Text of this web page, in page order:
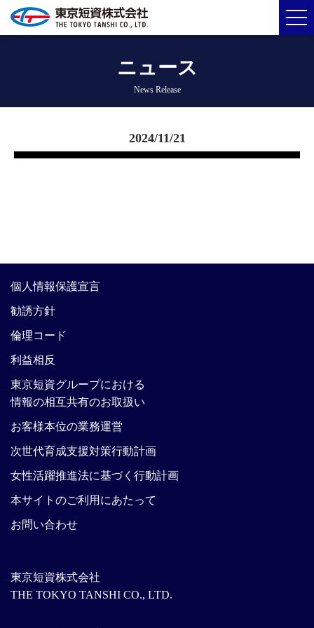
ニュース
News Release
2024/11/21
東京短資株式会社
THE TOKYO TANSHI CO., LTD.
個人情報保護宣言
勧誘方針
倫理コード
利益相反
東京短資グループにおける
情報の相互共有のお取扱い
お客様本位の業務運営
次世代育成支援対策行動計画
女性活躍推進法に基づく行動計画
本サイトのご利用にあたって
お問い合わせ